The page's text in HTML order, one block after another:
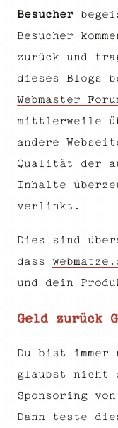
Besucher
Besucher
zurück und
dieses Blogs
Webmaster
mittlerweile
andere
Qualität der
Inhalte
verlinkt.
Dies sind
dass
und dein
Geld zurück
Du bist immer
glaubst nicht
Sponsoring von
Dann teste